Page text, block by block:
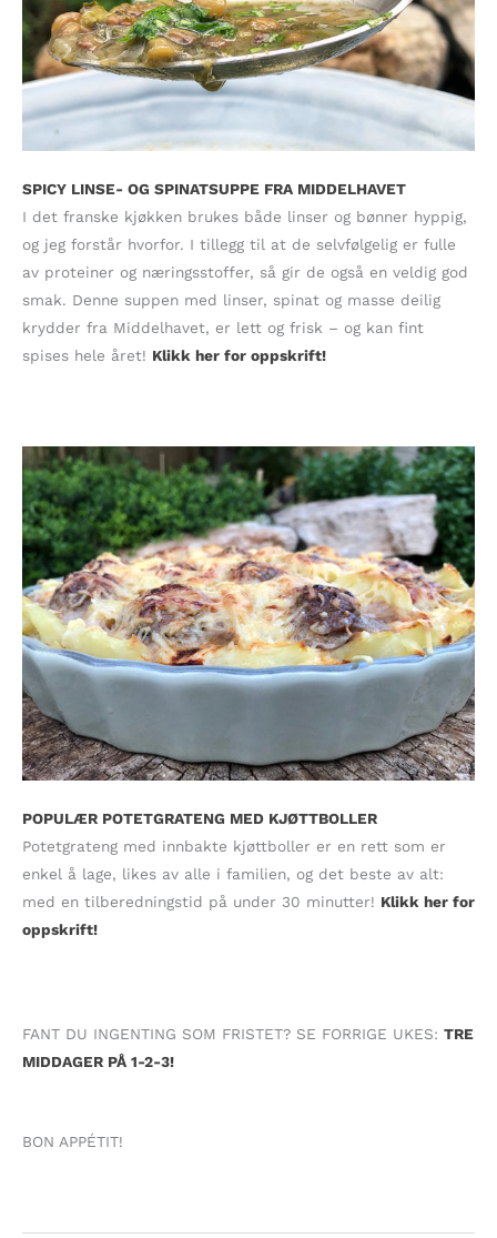
SPICY LINSE- OG SPINATSUPPE FRA MIDDELHAVET
I det franske kjøkken brukes både linser og bønner hyppig,
og jeg forstår hvorfor. I tillegg til at de selvfølgelig er fulle
av proteiner og næringsstoffer, så gir de også en veldig god
smak. Denne suppen med linser, spinat og masse deilig
krydder fra Middelhavet, er lett og frisk – og kan fint
spises hele året! Klikk her for oppskrift!
POPULÆR POTETGRATENG MED KJØTTBOLLER
Potetgrateng med innbakte kjøttboller er en rett som er
enkel å lage, likes av alle i familien, og det beste av alt:
med en tilberedningstid på under 30 minutter! Klikk her for
oppskrift!
FANT DU INGENTING SOM FRISTET? SE FORRIGE UKES: TRE
MIDDAGER PÅ 1-2-3!
BON APPÉTIT!